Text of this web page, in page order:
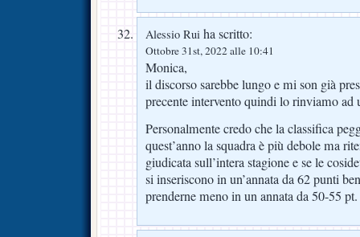
Alessio Rui ha scritto:
Ottobre 31st, 2022 alle 10:41
Monica,
il discorso sarebbe lungo e mi son già
precente intervento quindi lo rinviamo ad
Personalmente credo che la classifica
quest’anno la squadra è più debole ma
giudicata sull’intera stagione e se le
si inseriscono in un’annata da 62 punti
prenderne meno in un annata da 50-55 pt.